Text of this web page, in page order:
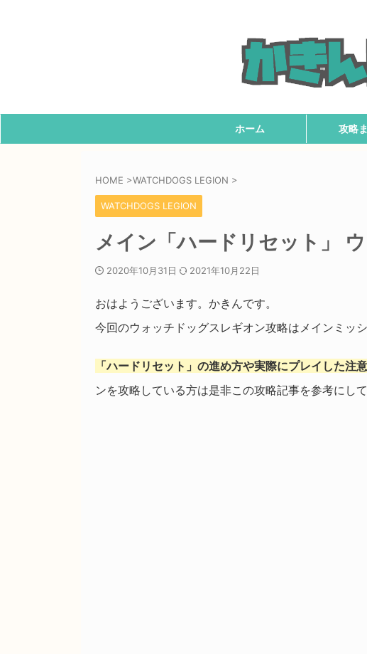
ホーム 攻略
HOME >WATCHDOGS LEGION >
WATCHDOGS LEGION
メイン「ハードリセット」
2020年10月31日 2021年10月22日
おはようございます。かきんです。
今回のウォッチドッグスレギオン攻略はメインミッ
「ハードリセット」の進め方や実際にプレイした注
ンを攻略している方は是非この攻略記事を参考にして